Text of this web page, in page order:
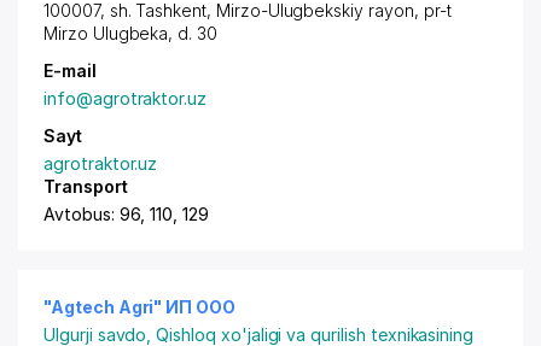
100007, sh. Tashkent, Mirzo-Ulugbekskiy rayon, pr-t
Mirzo Ulugbeka, d. 30
E-mail
info@agrotraktor.uz
Sayt
agrotraktor.uz
Transport
Avtobus: 96, 110, 129
"Agtech Agri" ИП ООО
Ulgurji savdo ,Qishloq xo'jaligi va qurilish texnikasining